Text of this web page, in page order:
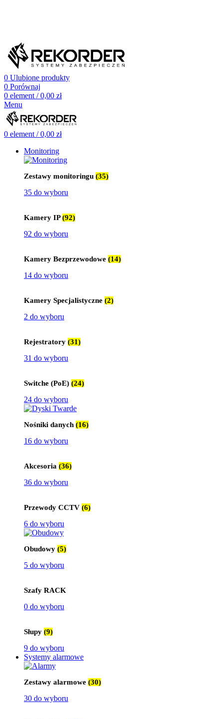
0 Ulubione produkty
0 Porównaj
0 element / 0,00 zł
Menu
0 element / 0,00 zł
Monitoring
Zestawy monitoringu (35)
35 do wyboru
Kamery IP(92)
92 do wyboru
Kamery Bezprzewodowe (14)
14 do wyboru
Kamery Specjalistyczne (2)
2 do wyboru
Rejestratory (31)
31 do wyboru
Switche (PoE) (24)
24 do wyboru
Nośniki danych (16)
16 do wyboru
Akcesoria (36)
36 do wyboru
Przewody CCTV (6)
6 do wyboru
Obudowy (5)
5 do wyboru
Szafy RACK
0 do wyboru
Słupy (9)
9 do wyboru
Systemy alarmowe
Zestawy alarmowe (30)
30 do wyboru